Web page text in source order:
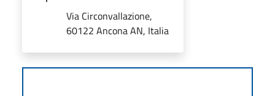
Via Circonvallazione,
60122 Ancona AN, Italia